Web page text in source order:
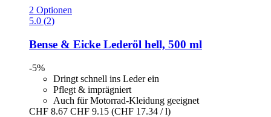
2 Optionen
5.0 (2)
Bense & Eicke Lederöl hell, 500 ml
-5%
Dringt schnell ins Leder ein
Pflegt & imprägniert
Auch für Motorrad-Kleidung geeignet
CHF 8.67 CHF 9.15 (CHF 17.34 / l)